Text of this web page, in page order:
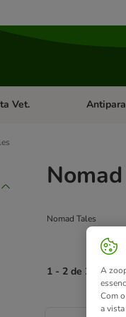
de categoria: Gatos
Vet. Abrir
Nomad Tales
1 - 2 de 2
product items
A
Com
a